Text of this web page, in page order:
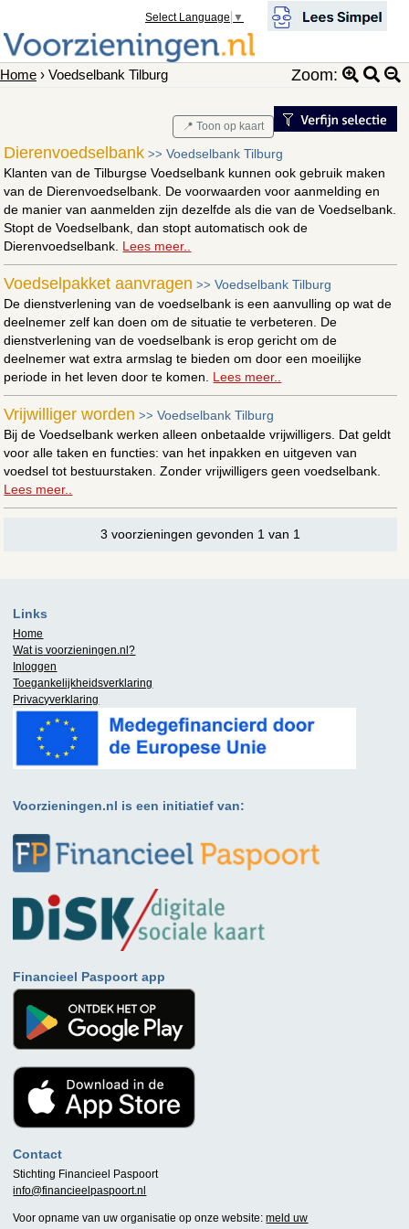
Select Language ▼
Home › Voedselbank Tilburg Zoom:
📍 Toon op kaart
Dierenvoedselbank >>Voedselbank Tilburg
Klanten van de Tilburgse Voedselbank kunnen ook gebruik maken
van de Dierenvoedselbank. De voorwaarden voor aanmelding en
de manier van aanmelden zijn dezelfde als die van de Voedselbank.
Stopt de Voedselbank, dan stopt automatisch ook de
Dierenvoedselbank. Lees meer..
Voedselpakket aanvragen >>Voedselbank Tilburg
De dienstverlening van de voedselbank is een aanvulling op wat de
deelnemer zelf kan doen om de situatie te verbeteren. De
dienstverlening van de voedselbank is erop gericht om de
deelnemer wat extra armslag te bieden om door een moeilijke
periode in het leven door te komen. Lees meer..
Vrijwilliger worden >>Voedselbank Tilburg
Bij de Voedselbank werken alleen onbetaalde vrijwilligers. Dat geldt
voor alle taken en functies: van het inpakken en uitgeven van
voedsel tot bestuurstaken. Zonder vrijwilligers geen voedselbank.
Lees meer..
3 voorzieningen gevonden 1 van 1
Links
Home
Wat is voorzieningen.nl?
Inloggen
Toegankelijkheidsverklaring
Privacyverklaring
Voorzieningen.nl is een initiatief van:
Financieel Paspoort app
Contact
Stichting Financieel Paspoort
info@financieelpaspoort.nl
Voor opname van uw organisatie op onze website:meld uw